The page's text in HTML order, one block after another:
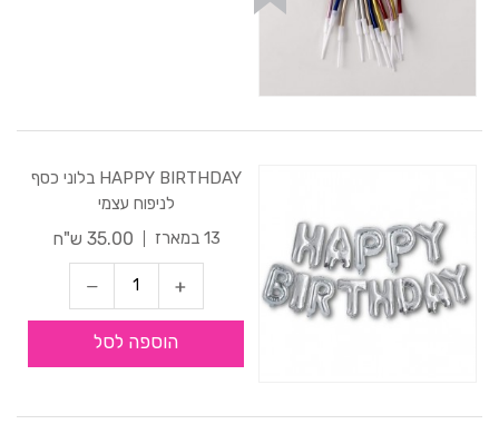
HAPPY BIRTHDAY בלוני כסף
לניפוח עצמי
13 במארז
35.00 ש"ח
הוספה לסל